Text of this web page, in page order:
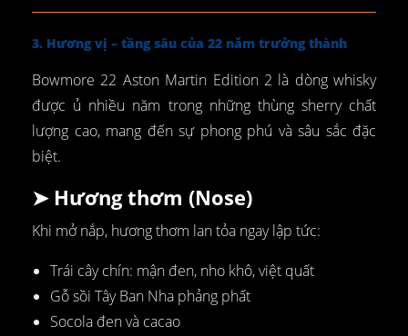
3. Hương vị – tầng sâu của 22 năm trưởng thành
Bowmore 22 Aston Martin Edition 2 là dòng whisky
được ủ nhiều năm trong những thùng sherry chất
lượng cao, mang đến sự phong phú và sâu sắc đặc
biệt.
➤ Hương thơm (Nose)
Khi mở nắp, hương thơm lan tỏa ngay lập tức:
Trái cây chín: mận đen, nho khô, việt quất
Gỗ sồi Tây Ban Nha phảng phất
Socola đen và cacao